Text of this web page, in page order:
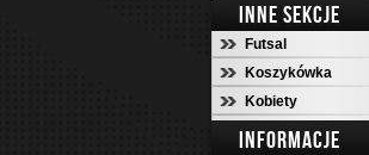
INNE SEKCJE
Futsal
Koszykówka
Kobiety
INFORMACJE